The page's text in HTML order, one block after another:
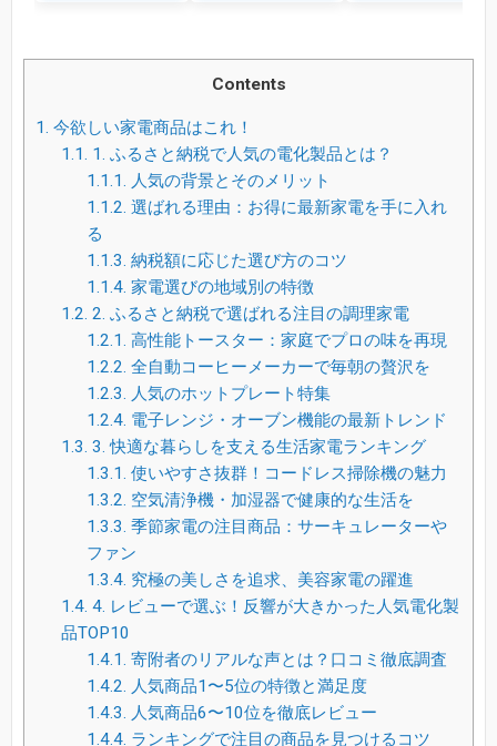
Contents
1. 今欲しい家電商品はこれ！
1.1. 1. ふるさと納税で人気の電化製品とは？
1.1.1. 人気の背景とそのメリット
1.1.2. 選ばれる理由：お得に最新家電を手に入れ
る
1.1.3. 納税額に応じた選び方のコツ
1.1.4. 家電選びの地域別の特徴
1.2. 2. ふるさと納税で選ばれる注目の調理家電
1.2.1. 高性能トースター：家庭でプロの味を再現
1.2.2. 全自動コーヒーメーカーで毎朝の贅沢を
1.2.3. 人気のホットプレート特集
1.2.4. 電子レンジ・オーブン機能の最新トレンド
1.3. 3. 快適な暮らしを支える生活家電ランキング
1.3.1. 使いやすさ抜群！コードレス掃除機の魅力
1.3.2. 空気清浄機・加湿器で健康的な生活を
1.3.3. 季節家電の注目商品：サーキュレーターや
ファン
1.3.4. 究極の美しさを追求、美容家電の躍進
1.4. 4. レビューで選ぶ！反響が大きかった人気電化製
品TOP10
1.4.1. 寄附者のリアルな声とは？口コミ徹底調査
1.4.2. 人気商品1〜5位の特徴と満足度
1.4.3. 人気商品6〜10位を徹底レビュー
1.4.4. ランキングで注目の商品を見つけるコツ